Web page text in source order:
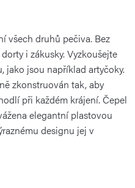
všech druhů pečiva. Bez
i zákusky. Vyzkoušejte
jako jsou například artyčoky.
zkonstruován tak, aby
při každém krájení. Čepel
elegantní plastovou
designu jej v